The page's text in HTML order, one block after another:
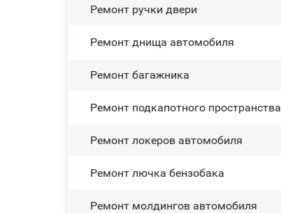
Ремонт ручки двери
Ремонт днища автомобиля
Ремонт багажника
Ремонт подкапотного пространства
Ремонт лoĸepoв автомобиля
Ремонт лючка бензобака
Ремонт молдингов автомобиля